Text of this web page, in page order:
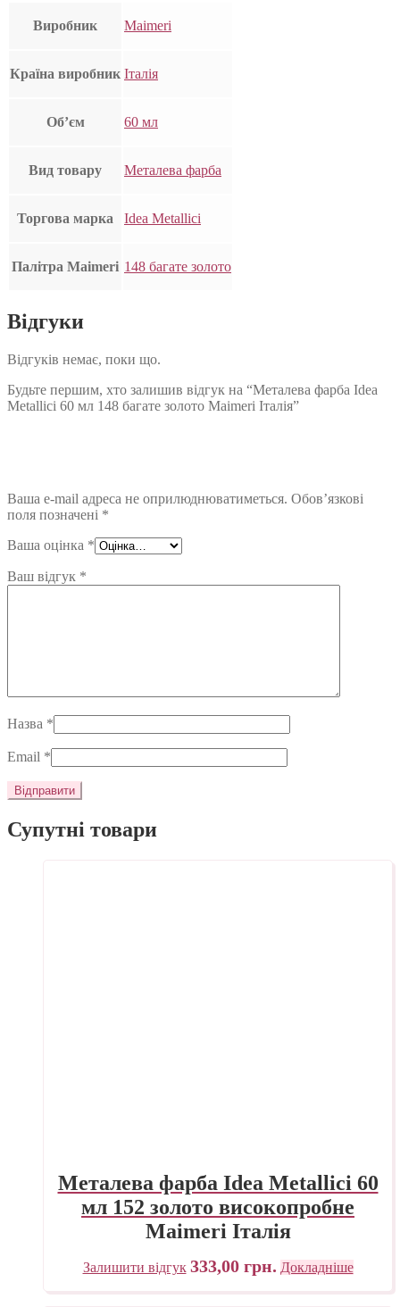
Виробник Maimeri
Країна виробник Італія
Об’єм 60 мл
Вид товару Металева фарба
Торгова марка Idea Metallici
Палітра Maimeri 148 багате золото
Відгуки
Відгуків немає, поки що.
Будьте першим, хто залишив відгук на “Металева фарба Idea
Metallici 60 мл 148 багате золото Maimeri Італія”
Ваша e-mail адреса не оприлюднюватиметься. Обов’язкові
поля позначені *
Ваша оцінка *
Ваш відгук *
Назва *
Email *
Супутні товари
Металева фарба Idea Metallici 60
мл 152 золото високопробне
Maimeri Італія
Залишити відгук 333,00 грн. Докладніше